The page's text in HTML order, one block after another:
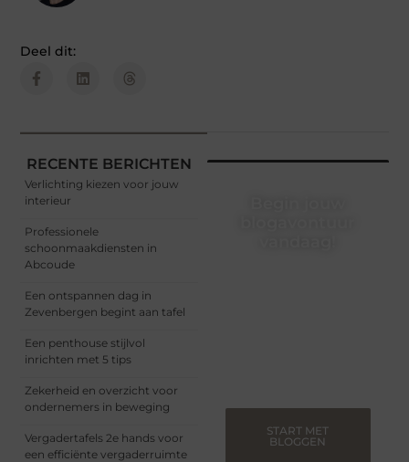
Deel dit:
RECENTE BERICHTEN
Verlichting kiezen voor jouw
interieur
Professionele
schoonmaakdiensten in
Abcoude
Een ontspannen dag in
Zevenbergen begint aan tafel
Een penthouse stijlvol
inrichten met 5 tips
Zekerheid en overzicht voor
ondernemers in beweging
Vergadertafels 2e hands voor
een efficiënte vergaderruimte
START MET
BLOGGEN